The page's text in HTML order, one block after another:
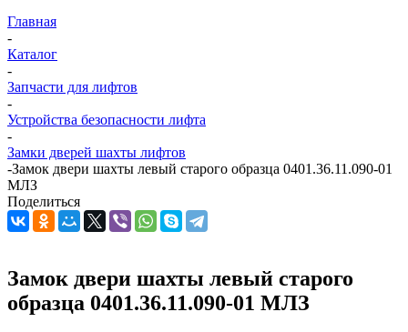
Главная
-
Каталог
-
Запчасти для лифтов
-
Устройства безопасности лифта
-
Замки дверей шахты лифтов
-Замок двери шахты левый старого образца 0401.36.11.090-01
МЛЗ
Поделиться
Замок двери шахты левый старого
образца 0401.36.11.090-01 МЛЗ